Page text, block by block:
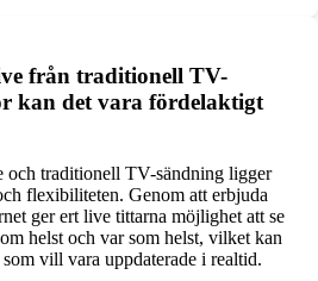
från traditionell TV-
kan det vara fördelaktigt
och traditionell TV-sändning ligger
flexibiliteten. Genom att erbjuda
ger ert live tittarna möjlighet att se
helst och var som helst, vilket kan
vill vara uppdaterade i realtid.